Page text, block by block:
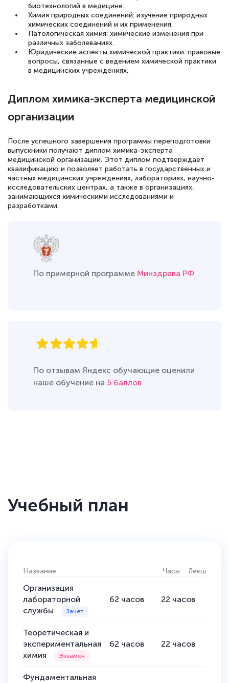
По примерной программе Минздрава РФ
По отзывам Яндекс обучающие оценили
наше обучение на 5 баллов
биотехнологий в медицине.
Химия природных соединений: изучение природных
химических соединений и их применения.
Патологическая химия: химические изменения при
различных заболеваниях.
Юридические аспекты химической практики: правовые
вопросы, связанные с ведением химической практики
в медицинских учреждениях.
Диплом химика-эксперта медицинской
организации
После успешного завершения программы переподготовки
выпускники получают диплом химика-эксперта
медицинской организации. Этот диплом подтверждает
квалификацию и позволяет работать в государственных и
частных медицинских учреждениях, лабораториях, научно-
исследовательских центрах, а также в организациях,
занимающихся химическими исследованиями и
разработками.
Учебный план
Название Часы Лекции
Организация
лабораторной
службы
62 часов 22 часов
Теоретическая и
экспериментальная
химия
62 часов 22 часов
Фундаментальная